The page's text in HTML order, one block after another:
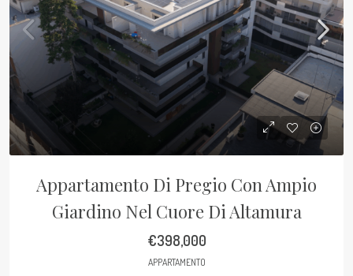
Appartamento Di Pregio Con Ampio
Giardino Nel Cuore Di Altamura
€398,000
APPARTAMENTO